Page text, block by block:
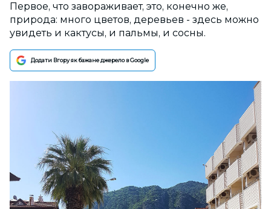
Первое, что завораживает, это, конечно же,
природа: много цветов, деревьев - здесь можно
увидеть и кактусы, и пальмы, и сосны.
Додати Вгору як бажане джерело в Google